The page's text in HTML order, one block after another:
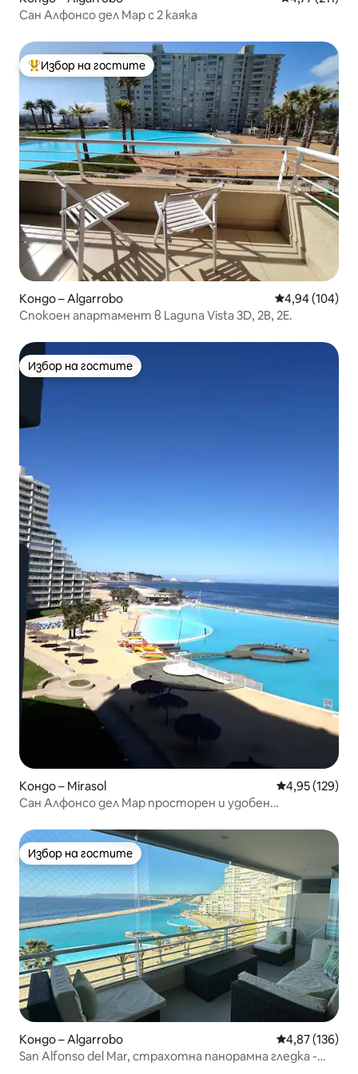
Сан Алфонсо дел Мар с 2 каяка
Най-популярен избор на гостите
Избор на гостите
Кондо – Algarrobo Средна
4,94 (104)
Спокоен апартамент в Laguna Vista 3D, 2B, 2E.
Избор на гостите
Избор на гостите
Кондо – Mirasol Средна
4,95 (129)
Сан Алфонсо дел Мар просторен и удобен
Избор на гостите
Избор на гостите
Кондо – Algarrobo Средна
4,87 (136)
San Alfonso del Mar, страхотна панорамна гледка -